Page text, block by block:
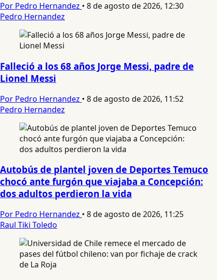
Por Pedro Hernandez • 8 de agosto de 2026, 12:30
Pedro Hernandez
Falleció a los 68 años Jorge Messi, padre de
Lionel Messi
Por Pedro Hernandez • 8 de agosto de 2026, 11:52
Pedro Hernandez
Autobús de plantel joven de Deportes Temuco
chocó ante furgón que viajaba a Concepción:
dos adultos perdieron la vida
Por Pedro Hernandez • 8 de agosto de 2026, 11:25
Raul Tiki Toledo